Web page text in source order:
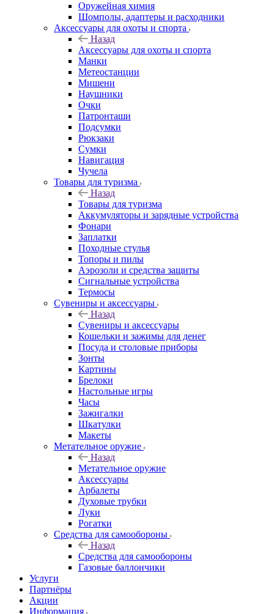
Оружейная химия
Шомполы, адаптеры и расходники
Аксессуары для охоты и спорта
Назад
Аксессуары для охоты и спорта
Манки
Метеостанции
Мишени
Наушники
Очки
Патронташи
Подсумки
Рюкзаки
Сумки
Навигация
Чучела
Товары для туризма
Назад
Товары для туризма
Аккумуляторы и зарядные устройства
Фонари
Заплатки
Походные стулья
Топоры и пилы
Аэрозоли и средства защиты
Сигнальные устройства
Термосы
Сувениры и аксессуары
Назад
Сувениры и аксессуары
Кошельки и зажимы для денег
Посуда и столовые приборы
Зонты
Картины
Брелоки
Настольные игры
Часы
Зажигалки
Шкатулки
Макеты
Метательное оружие
Назад
Метательное оружие
Аксессуары
Арбалеты
Духовые трубки
Луки
Рогатки
Средства для самообороны
Назад
Средства для самообороны
Газовые баллончики
Услуги
Партнёры
Акции
Информация